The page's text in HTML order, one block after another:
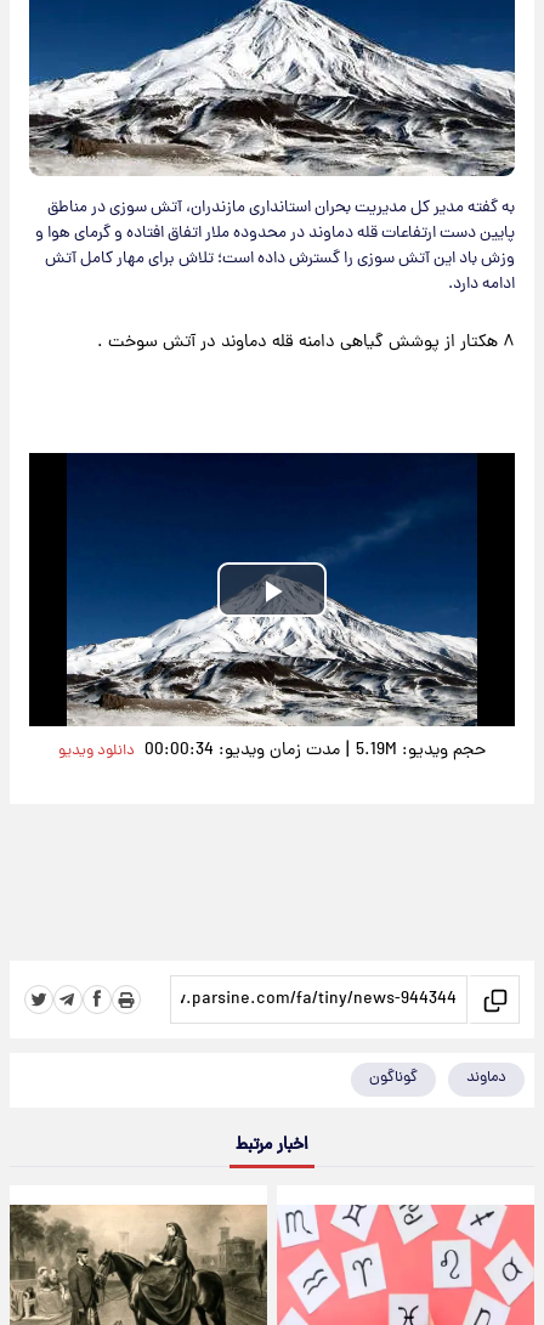
به گفته مدیر کل مدیریت بحران استانداری مازندران، آتش سوزی در مناطق
پایین دست ارتفاعات قله دماوند در محدوده ملار اتفاق افتاده و گرمای هوا و
وزش باد این آتش سوزی را گسترش داده است؛ تلاش برای مهار کامل آتش
ادامه دارد.
۸ هکتار از پوشش گیاهی دامنه قله دماوند در آتش سوخت .
Play
Video
حجم ویدیو: 5.19M | مدت زمان ویدیو: 00:00:34 دانلود ویدیو
دماوند گوناگون
اخبار مرتبط